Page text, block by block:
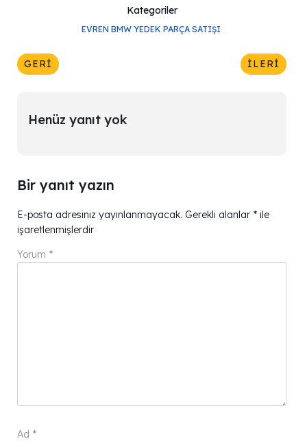
Kategoriler
EVREN BMW YEDEK PARÇA SATIŞI
GERI İLERI
Henüz yanıt yok
Bir yanıt yazın
E-posta adresiniz yayınlanmayacak. Gerekli alanlar * ile
işaretlenmişlerdir
Yorum *
Ad *